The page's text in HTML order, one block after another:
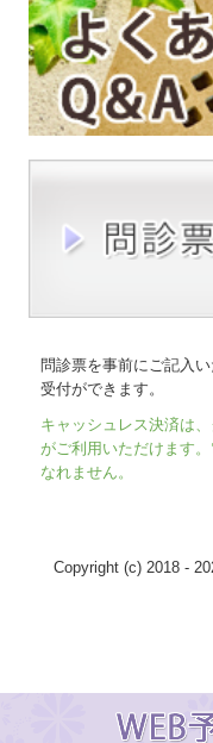
問診票を事前にご記入
受付ができます。
キャッシュレス決済は
がご利用いただけます
なれません。
Copyright (c) 2018 -